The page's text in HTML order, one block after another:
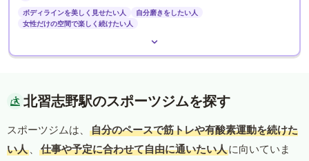
ボディラインを美しく見せたい人
自分磨きをしたい人
女性だけの空間で楽しく続けたい人
北習志野駅のスポーツジムを探す
スポーツジムは、
自分のペースで筋トレや有酸素運動を続けた
い人 、 仕事や予定に合わせて自由に通いたい人に向いていま